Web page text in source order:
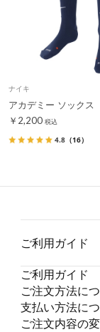
ナイキ
アカデミー ソックス
￥2,200 税込
4.8 （16）
ご利用ガイド
ご利用ガイド
ご注文方法に
支払い方法に
ご注文内容の